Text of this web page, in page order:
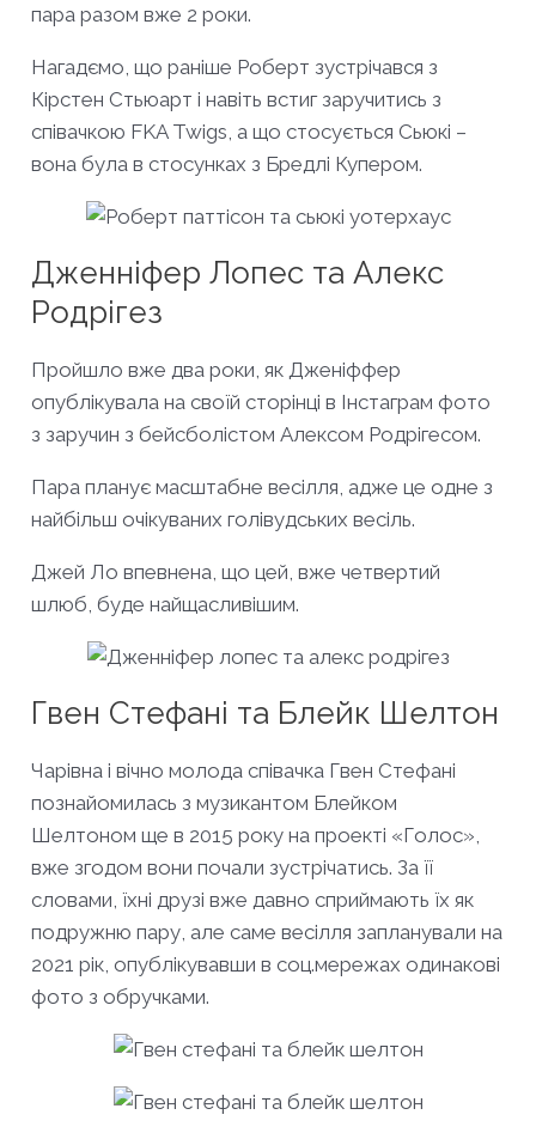
пара разом вже 2 роки.
Нагадємо, що раніше Роберт зустрічався з
Кірстен Стьюарт і навіть встиг заручитись з
співачкою FKA Twigs, а що стосується Сьюкі –
вона була в стосунках з Бредлі Купером.
Дженніфер Лопес та Алекс
Родрігез
Пройшло вже два роки, як Дженіффер
опублікувала на своїй сторінці в Інстаграм фото
з заручин з бейсболістом Алексом Родрігесом.
Пара планує масштабне весілля, адже це одне з
найбільш очікуваних голівудських весіль.
Джей Ло впевнена, що цей, вже четвертий
шлюб, буде найщасливішим.
Гвен Стефані та Блейк Шелтон
Чарівна і вічно молода співачка Гвен Стефані
познайомилась з музикантом Блейком
Шелтоном ще в 2015 року на проекті «Голос»,
вже згодом вони почали зустрічатись. За її
словами, їхні друзі вже давно сприймають їх як
подружню пару, але саме весілля запланували на
2021 рік, опублікувавши в соц.мережах одинакові
фото з обручками.